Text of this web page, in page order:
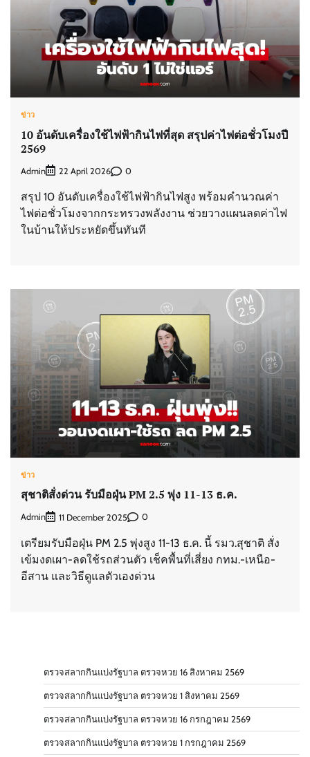
ข่าว
10 อันดับเครื่องใช้ไฟฟ้ากินไฟที่สุด สรุปค่าไฟต่อชั่วโมงปี
2569
Admin 22 April 2026 0
สรุป 10 อันดับเครื่องใช้ไฟฟ้ากินไฟสูง พร้อมคำนวณค่า
ไฟต่อชั่วโมงจากกระทรวงพลังงาน ช่วยวางแผนลดค่าไฟ
ในบ้านให้ประหยัดขึ้นทันที
ข่าว
สุชาติสั่งด่วน รับมือฝุ่น PM 2.5 พุ่ง 11-13 ธ.ค.
Admin 11 December 2025 0
เตรียมรับมือฝุ่น PM 2.5 พุ่งสูง 11-13 ธ.ค. นี้ รมว.สุชาติ สั่ง
เข้มงดเผา-ลดใช้รถส่วนตัว เช็คพื้นที่เสี่ยง กทม.-เหนือ-
อีสาน และวิธีดูแลตัวเองด่วน
ตรวจสลากกินแบ่งรัฐบาล ตรวจหวย 16 สิงหาคม 2569
ตรวจสลากกินแบ่งรัฐบาล ตรวจหวย 1 สิงหาคม 2569
ตรวจสลากกินแบ่งรัฐบาล ตรวจหวย 16 กรกฎาคม 2569
ตรวจสลากกินแบ่งรัฐบาล ตรวจหวย 1 กรกฎาคม 2569